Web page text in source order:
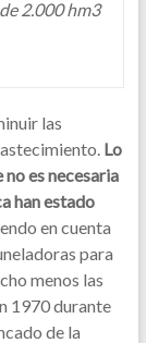
2.000 hm3
las
Lo
es necesaria
han estado
en cuenta
para
menos las
1970 durante
de la